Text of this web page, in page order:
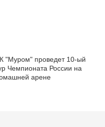
"Муром" проведет 10-ый
Чемпионата России на
арене